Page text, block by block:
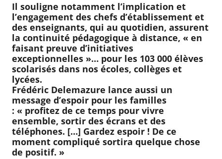
Il souligne notamment l’implication et
l’engagement des chefs d’établissement et
des enseignants, qui au quotidien, assurent
la continuité pédagogique à distance, « en
faisant preuve d’initiatives
exceptionnelles »… pour les 103 000 élèves
scolarisés dans nos écoles, collèges et
lycées.
Frédéric Delemazure lance aussi un
message d’espoir pour les familles
: « profitez de ce temps pour vivre
ensemble, sortir des écrans et des
téléphones. […] Gardez espoir ! De ce
moment compliqué sortira quelque chose
de positif. »